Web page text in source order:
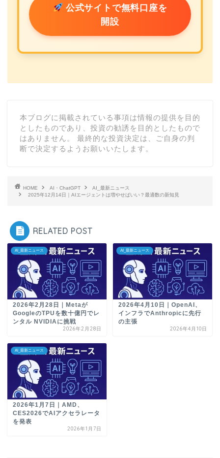
公式サイトで無料口座を
開設
本ブログに掲載されている事項は情報の提供を目的
としたものであり、投資の勧誘を目的としたもので
はありません。 最終的な投資決定は、ご自身の判
断で決定するようお願いいたします。
HOME AI・ChatGPT
AI_最新ニュース
2025年12月14日｜AIエージェントは増やせばいい？最適数の新知見
RELATED POST
AI_最新ニュース
2026年2月28日｜Metaが
GoogleのTPUを数十億円でレ
ンタル NVIDIAに挑戦
2026年2月28日
AI_最新ニュース
2026年4月10日｜OpenAI、
インフラでAnthropicに先行
の主張
2026年4月10日
AI_最新ニュース
2026年1月7日｜AMD、
CES2026でAIアクセラレータ
を発表
2026年1月7日